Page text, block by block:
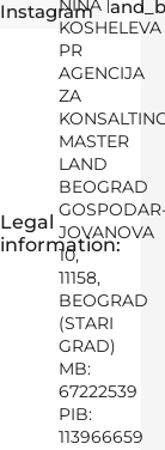
Instagram
Legal
information:
NINA
KOSHELEVA
PR
AGENCIJA
ZA
MASTER
LAND
BEOGRAD
JOVANOVA
10,
11158,
BEOGRAD
(STARI
GRAD)
MB:
67222539
PIB:
113966659